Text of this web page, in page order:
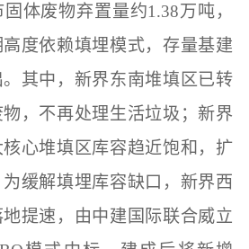
体废物弃置量约1.38万吨，
度依赖填埋模式，存量基建
其中，新界东南堆填区已转
，不再处理生活垃圾；新界
心堆填区库容趋近饱和，扩
缓解填埋库容缺口，新界西
提速，由中建国际联合威立